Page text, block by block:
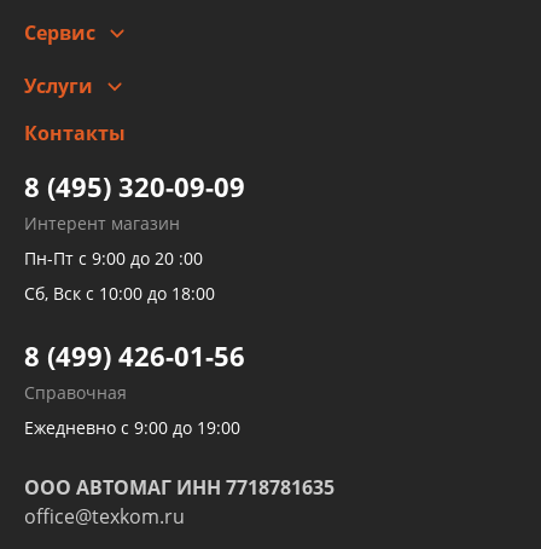
Сервис
Заправка кондиционера авто
Детейлинг
Услуги
высокого давления
Тормозных трубок
Рукавов гидроусилителей
Рукавов компрессоров и турбин
Трубок кондиционеров
Развертка пайка медных стальных
алюминиевых трубок и штуцеров
Контакты
8 (495) 320-09-09
Интерент магазин
Пн-Пт с 9:00 до 20 :00
Сб, Вск с 10:00 до 18:00
8 (499) 426-01-56
Справочная
Ежедневно с 9:00 до 19:00
ООО АВТОМАГ ИНН 7718781635
office@texkom.ru